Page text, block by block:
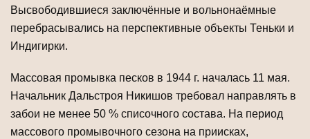
Высвободившиеся заключённые и вольнонаёмные
перебрасывались на перспективные объекты Теньки и
Индигирки.
Массовая промывка песков в 1944 г. началась 11 мая.
Начальник Дальстроя Никишов требовал направлять в
забои не менее 50 % списочного состава. На период
массового промывочного сезона на приисках,